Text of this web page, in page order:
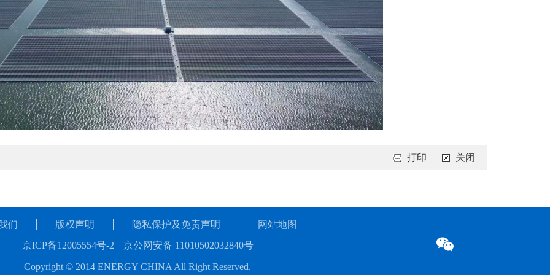
关闭
打印
们 版权声明 隐私保护及免责声明
网站地图
京ICP备12005554号-2
京公网安备 11010502032840号
Copyright © 2014 ENERGY CHINA All Right Reserved.